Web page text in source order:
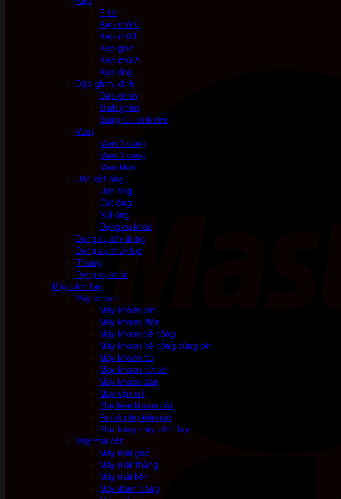
Ê tô
Kẹp chữ C
Kẹp chữ F
Kẹp góc
Kẹp chữ A
Kẹp ống
Dập ghim, đinh
Dập ghim
Đinh ghim
Súng rút đinh rive
Vam
Vam 2 càng
Vam 3 càng
Vam khác
Uốn cắt ống
Uốn ống
Cắt ống
Nối ống
Dụng cụ khác
Dụng cụ xây dựng
Dụng cụ thủy lực
Thang
Dụng cụ khác
Máy cầm tay
Máy khoan
Máy khoan pin
Máy khoan điện
Máy khoan bê tông
Máy khoan bê tông dùng pin
Máy khoan từ
Máy khoan rút lõi
Máy khoan bàn
Máy vặn vít
Phụ kiện khoan cắt
Pin và phụ kiện pin
Phụ tùng máy cầm tay
Máy mài cắt
Máy mài góc
Máy mài thẳng
Máy mài bàn
Máy đánh bóng